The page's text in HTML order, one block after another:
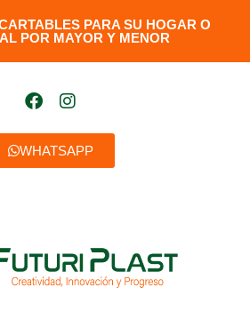
PARA SU HOGAR O
POR MAYOR Y MENOR​
WHATSAPP